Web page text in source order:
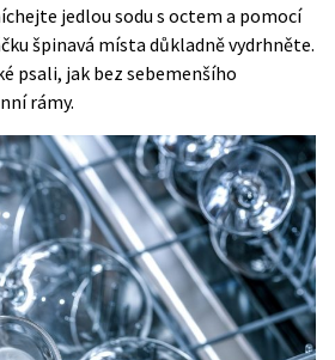
jedlou sodu s octem a pomocí
špinavá místa důkladně vydrhněte.
psali, jak bez sebemenšího
rámy.